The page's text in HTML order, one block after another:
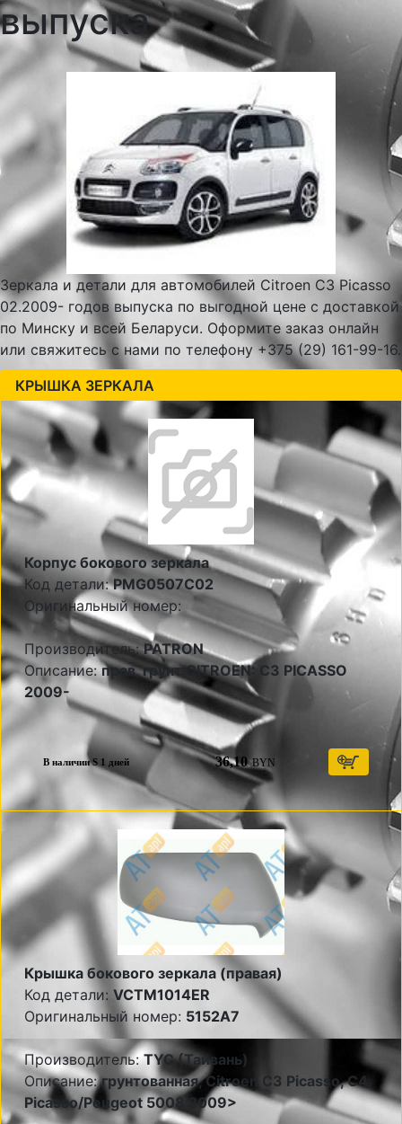
выпуска
Зеркала и детали для автомобилей Citroen C3 Picasso
02.2009- годов выпуска по выгодной цене с доставкой
по Минску и всей Беларуси. Оформите заказ онлайн
или свяжитесь с нами по телефону +375 (29) 161-99-16.
КРЫШКА ЗЕРКАЛА
Корпус бокового зеркала
Код детали:PMG0507C02
Оригинальный номер:
Производитель:PATRON
Описание:прав, грунт CITROEN: C3 PICASSO
2009-
В наличии S 1 дней 36,10 BYN
Крышка бокового зеркала (правая)
Код детали: VCTM1014ER
Оригинальный номер: 5152A7
Производитель:TYC (Тайвань)
Описание:грунтованная, Citroen С3 Picasso, C4
Picasso/Peugeot 5008 2009>